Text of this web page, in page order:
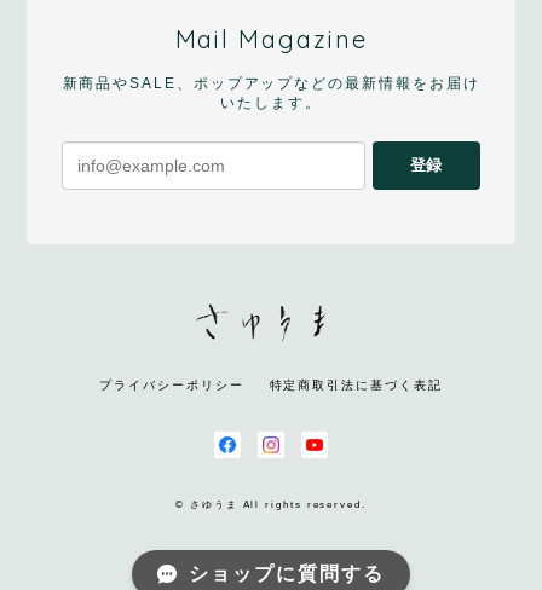
Mail Magazine
新商品やSALE、ポップアップなどの最新情報をお届け
いたします。
登録
プライバシーポリシー 特定商取引法に基づく表記
© さゆうま All rights reserved.
ショップに質問する